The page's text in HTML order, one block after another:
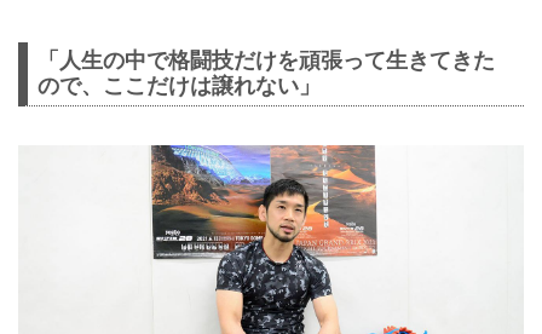
「人生の中で格闘技だけを頑張って生きてきた
ので、ここだけは譲れない」